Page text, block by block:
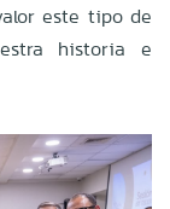
este tipo de
historia e